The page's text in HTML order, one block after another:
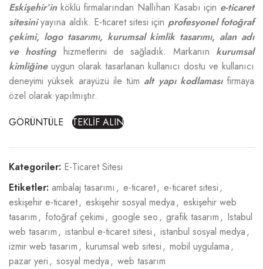
Eskişehir’inköklü firmalarından Nallıhan Kasabı için e-ticaret
sitesiniyayına aldık. E-ticaret sitesi için profesyonel fotoğraf
çekimi, logo tasarımı, kurumsal kimlik tasarımı, alan adı
ve hostinghizmetlerini de sağladık. Markanın kurumsal
kimliğineuygun olarak tasarlanan kullanıcı dostu ve kullanıcı
deneyimi yüksek arayüzü ile tüm alt yapı kodlamasıfirmaya
özel olarak yapılmıştır.
GÖRÜNTÜLE
TEKLİF ALIN
Kategoriler: E-Ticaret Sitesi
Etiketler: ambalaj tasarımı , e-ticaret, e-ticaret sitesi,
eskişehir e-ticaret, eskişehir sosyal medya, eskişehir web
tasarım, fotoğraf çekimi, google seo, grafik tasarım, Istabul
web tasarım, istanbul e-ticaret sitesi, istanbul sosyal medya,
izmir web tasarım, kurumsal web sitesi, mobil uygulama,
pazar yeri, sosyal medya, web tasarım